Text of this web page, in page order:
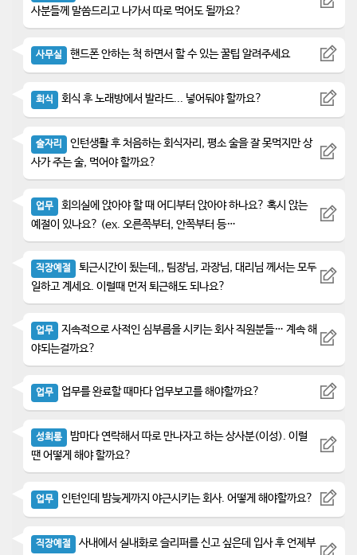
사분들께 말씀드리고 나가서 따로 먹어도 될까요?
사무실 핸드폰 안하는 척 하면서 할 수 있는 꿀팁 알려주세요
회식 회식 후 노래방에서 발라드... 넣어둬야 할까요?
술자리
인턴생활 후 처음하는 회식자리, 평소 술을 잘 못먹지만 상
사가 주는 술, 먹어야 할까요?
업무
회의실에 앉아야 할 때 어디부터 앉아야 하나요? 혹시 앉는
예절이 있나요? (ex. 오른쪽부터, 안쪽부터 등…
직장예절
퇴근시간이 됬는데,, 팀장님, 과장님, 대리님 께서는 모두
일하고 계세요. 이럴때 먼저 퇴근해도 되나요?
업무
지속적으로 사적인 심부름을 시키는 회사 직원분들… 계속 해
야되는걸까요?
업무 업무를 완료할 때마다 업무보고를 해야할까요?
성희롱
밤마다 연락해서 따로 만나자고 하는 상사분(이성). 이럴
땐 어떻게 해야 할까요?
업무 인턴인데 밤늦게까지 야근시키는 회사. 어떻게 해야할까요?
직장예절
사내에서 실내화로 슬리퍼를 신고 싶은데 입사 후 언제부